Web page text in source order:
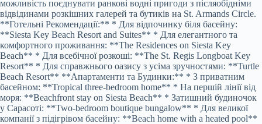
можливість поєднувати ранкові водні пригоди з післяобідніми
відвідинами розкішних галерей та бутиків на St. Armands Circle.
**Готельні Рекомендації:** * Для відпочинку біля басейну:
**Siesta Key Beach Resort and Suites** * Для елегантного та
комфортного проживання: **The Residences on Siesta Key
Beach** * Для всебічної розкоші: **The St. Regis Longboat Key
Resort** * Для справжнього оазису з усіма зручностями: **Turtle
Beach Resort** **Апартаменти та Будинки:** * З приватним
басейном: **Tropical three-bedroom home** * На першій лінії від
моря: **Beachfront stay on Siesta Beach** * Затишний будиночок
у Сарасоті: **Two-bedroom boutique bungalow** * Для великої
компанії з підігрівом басейну: **Beach home with a heated pool**